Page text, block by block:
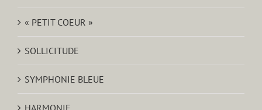
« PETIT COEUR »
SOLLICITUDE
SYMPHONIE BLEUE
HARMONIE